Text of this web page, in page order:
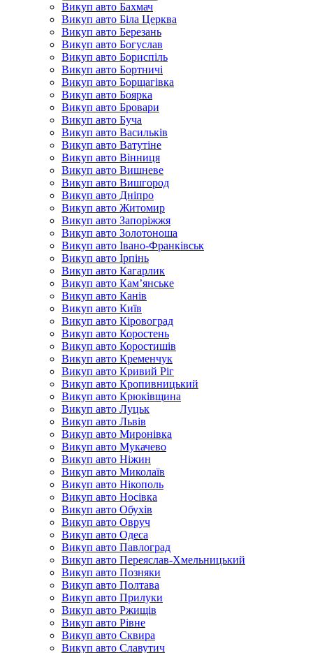
Викуп авто Бахмач
Викуп авто Біла Церква
Викуп авто Березань
Викуп авто Богуслав
Викуп авто Бориспіль
Викуп авто Бортничі
Викуп авто Борщагівка
Викуп авто Боярка
Викуп авто Бровари
Викуп авто Буча
Викуп авто Васильків
Викуп авто Ватутіне
Викуп авто Вінниця
Викуп авто Вишневе
Викуп авто Вишгород
Викуп авто Дніпро
Викуп авто Житомир
Викуп авто Запоріжжя
Викуп авто Золотоноша
Викуп авто Івано-Франківськ
Викуп авто Ірпінь
Викуп авто Кагарлик
Викуп авто Кам’янське
Викуп авто Канів
Викуп авто Київ
Викуп авто Кіровоград
Викуп авто Коростень
Викуп авто Коростишів
Викуп авто Кременчук
Викуп авто Кривий Ріг
Викуп авто Кропивницький
Викуп авто Крюківщина
Викуп авто Луцьк
Викуп авто Львів
Викуп авто Миронівка
Викуп авто Мукачево
Викуп авто Ніжин
Викуп авто Миколаїв
Викуп авто Нікополь
Викуп авто Носівка
Викуп авто Обухів
Викуп авто Овруч
Викуп авто Одеса
Викуп авто Павлоград
Викуп авто Переяслав-Хмельницький
Викуп авто Позняки
Викуп авто Полтава
Викуп авто Прилуки
Викуп авто Ржищів
Викуп авто Рівне
Викуп авто Сквира
Викуп авто Славутич